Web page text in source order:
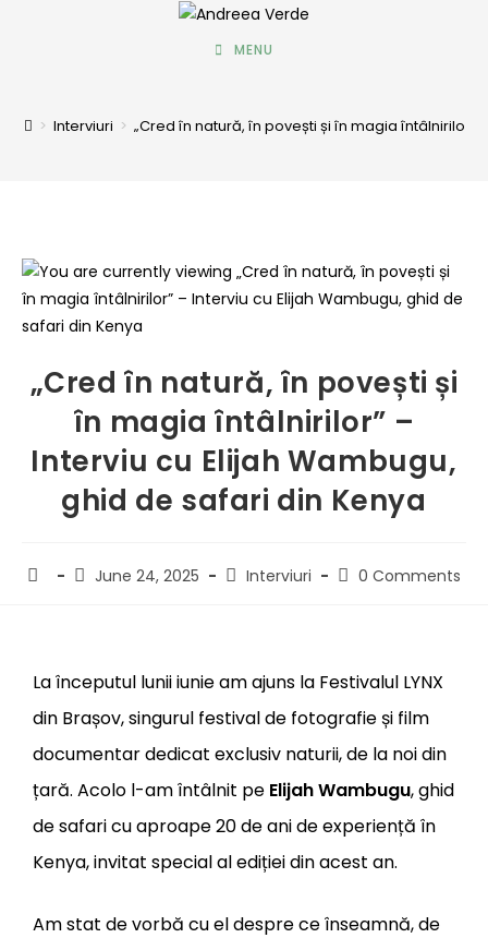
MENU
> Interviuri > „Cred în natură, în povești și în magia întâlnirilor”
„Cred în natură, în povești și
în magia întâlnirilor” –
Interviu cu Elijah Wambugu,
ghid de safari din Kenya
June 24, 2025 Interviuri 0 Comments
La începutul lunii iunie am ajuns la Festivalul LYNX
din Brașov, singurul festival de fotografie și film
documentar dedicat exclusiv naturii, de la noi din
țară. Acolo l-am întâlnit pe Elijah Wambugu, ghid
de safari cu aproape 20 de ani de experiență în
Kenya, invitat special al ediției din acest an.
Am stat de vorbă cu el despre ce înseamnă, de